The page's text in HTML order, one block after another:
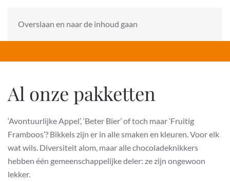
Overslaan en naar de inhoud gaan
Al onze pakketten
‘Avontuurlijke Appel’, ‘Beter Bier’ of toch maar ‘Fruitig
Framboos’? Bikkels zijn er in alle smaken en kleuren. Voor elk
wat wils. Diversiteit alom, maar alle chocoladeknikkers
hebben één gemeenschappelijke deler: ze zijn ongewoon
lekker.